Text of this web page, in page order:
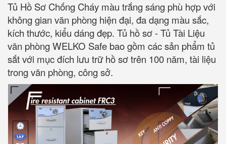
Tủ Hồ Sơ Chống Cháy màu trắng sáng phù hợp với
không gian văn phòng hiện đại, đa dạng màu sắc,
kích thước, kiểu dáng đẹp. Tủ hồ sơ - Tủ Tài Liệu
văn phòng WELKO Safe bao gồm các sản phẩm tủ
sắt với mục đích lưu trữ hồ sơ trên 100 năm, tài liệu
trong văn phòng, công sở.